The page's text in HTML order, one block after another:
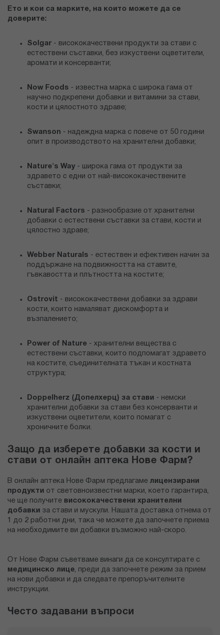
Ето и кои са марките, на които можете да се
доверите:
Solgar - висококачествени продукти за стави с
естествени съставки, без изкуствени оцветители,
аромати и консерванти;
Now Foods - известна марка с широка гама от
научно подкрепени добавки и витамини за стави,
кости и цялостното здраве;
Swanson - надеждна марка с повече от 50 години
опит в производството на хранителни добавки;
Nature's Way - широка гама от продукти за
здравето с едни от най-висококачествените
съставки;
Natural Factors - разнообразие от хранителни
добавки с естествени съставки за стави, кости и
цялостно здраве;
Webber Naturals - естествен и ефективен начин за
поддържане на подвижността на ставите,
гъвкавостта и плътността на костите;
Ostrovit - висококачествени добавки за здрави
кости, които намаляват дискомфорта и
възпалението;
Power of Nature - хранителни вещества с
естествени съставки, които подпомагат здравето
на костите, съединителната тъкан и костната
структура;
Doppelherz (Допелхерц) за стави - немски
хранителни добавки за стави без консерванти и
изкуствени оцветители, които помагат с
хроничните болки.
Защо да изберете добавки за кости и
стави от онлайн аптека Нове Фарм?
В онлайн аптека Нове Фарм предлагаме лицензирани
продукти от световноизвестни марки, което гарантира,
че ще получите висококачествени хранителни
добавки за стави и мускули. Нашата доставка отнема от
1 до 2 работни дни, така че можете да започнете приема
на необходимите ви добавки възможно най-скоро.
От Нове Фарм съветваме винаги да се консултирате с
медицинско лице, преди да започнете режим за прием
на нови добавки и да следвате препоръчителните
инструкции.
Често задавани въпроси